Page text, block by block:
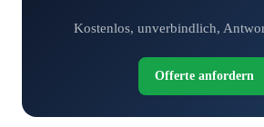
Kostenlos, unverbindlich,
Offerte anfordern